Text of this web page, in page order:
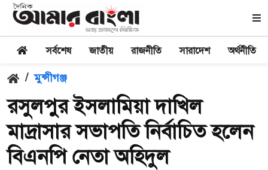
সর্বশেষ জাতীয় রাজনীতি সারাদেশ অর্থনীতি
/ মুন্সীগঞ্জ
রসুলপুর ইসলামিয়া দাখিল
মাদ্রাসার সভাপতি নির্বাচিত হলেন
বিএনপি নেতা অহিদুল